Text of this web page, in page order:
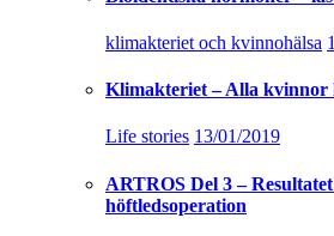
klimakteriet och kvinnohälsa
Klimakteriet – Alla kvinnor
Life stories 13/01/2019
ARTROS Del 3 –
höftledsoperation